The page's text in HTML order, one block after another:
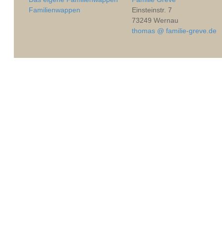
Familienwappen
Einsteinstr. 7
73249 Wernau
thomas @ familie-greve.de